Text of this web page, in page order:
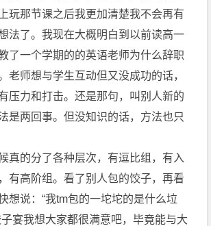
玩那节课之后我更加清楚我不会再有
法了。我现在大概明白到以前读高一
了一个学期的的英语老师为什么辞职
老师想与学生互动但又没成功的话，
压力和打击。还是那句，叫别人新的
是两回事。但没知识的话，方法也只
真的分了各种层次，有逗比组，有入
有高阶组。看了别人包的饺子，再看
想说：“我tm包的一坨坨的是什么垃
宴我想大家都很满意吧，毕竟能与大